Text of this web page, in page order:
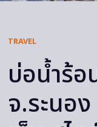
TRAVEL
บ่อน้ำร้อ
จ.ระนอ